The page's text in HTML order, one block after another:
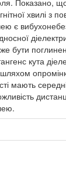
хвилі з
є
бути
кута
мають